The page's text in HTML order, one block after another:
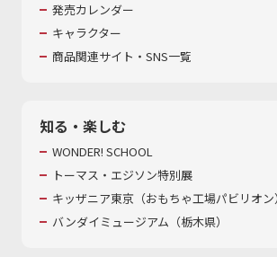
発売カレンダー
キャラクター
商品関連サイト・SNS一覧
知る・楽しむ
WONDER! SCHOOL
トーマス・エジソン特別展
キッザニア東京（おもちゃ工場パビリオ
バンダイミュージアム（栃木県）